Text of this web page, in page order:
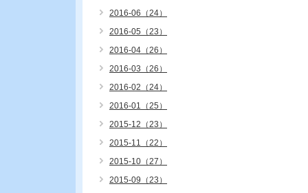
2016-06（24）
2016-05（23）
2016-04（26）
2016-03（26）
2016-02（24）
2016-01（25）
2015-12（23）
2015-11（22）
2015-10（27）
2015-09（23）